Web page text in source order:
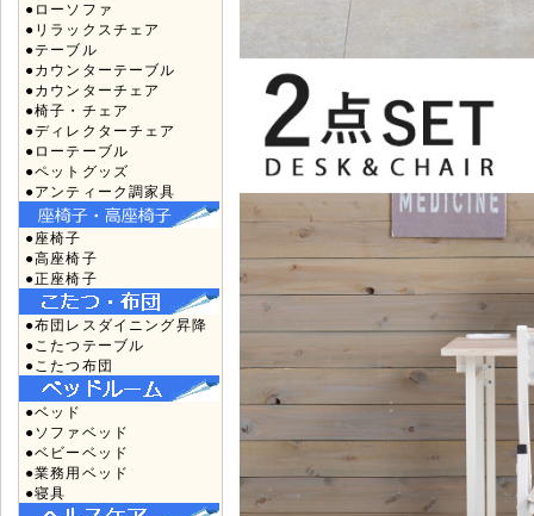
●ローソファ
●リラックスチェア
●テーブル
●カウンターテーブル
●カウンターチェア
●椅子・チェア
●ディレクターチェア
●ローテーブル
●ペットグッズ
●アンティーク調家具
●座椅子
●高座椅子
●正座椅子
●布団レスダイニング昇降
●こたつテーブル
●こたつ布団
●ベッド
●ソファベッド
●ベビーベッド
●業務用ベッド
●寝具